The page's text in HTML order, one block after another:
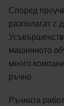
Според
разполагат с
машинното
много
ръчно.
Ръчната